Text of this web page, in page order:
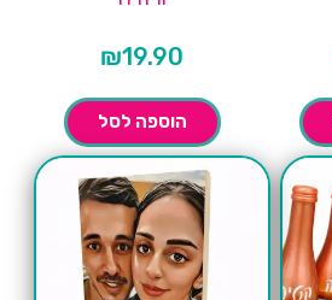
₪19.90
הוספה לסל